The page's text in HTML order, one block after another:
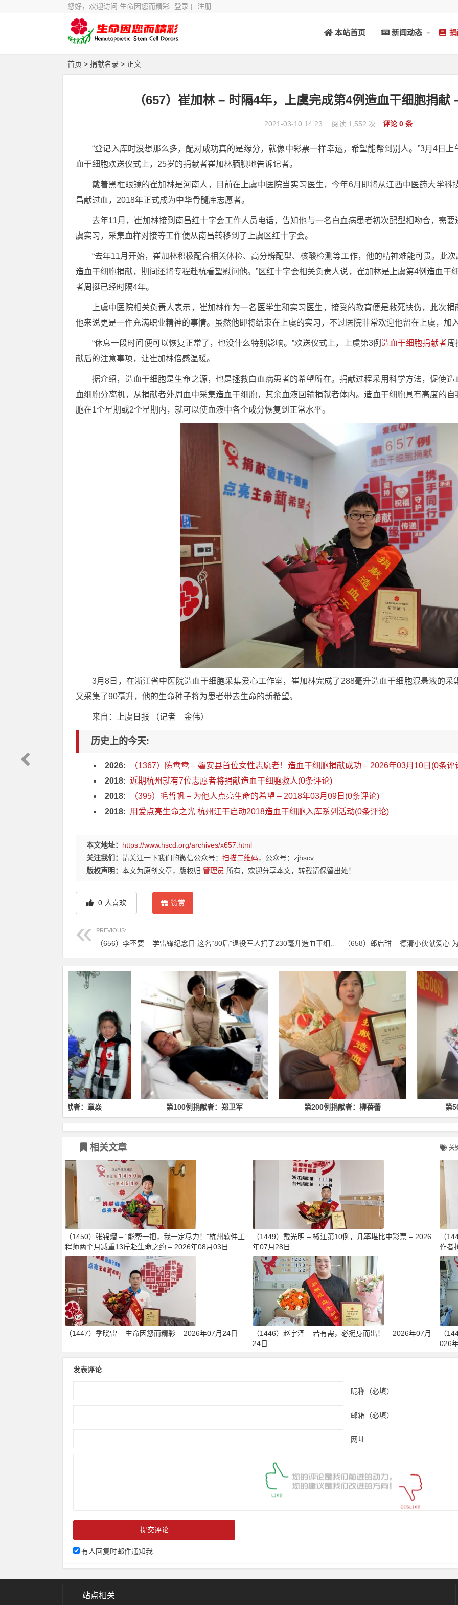
您好，欢迎访问 生命因您而精彩 登录 | 注册
本站首页 新闻动态
首页 > 捐献名录 > 正文
（657）崔加林 – 时隔4年，上虞完成第4例造血干细胞捐献
2021-03-10 14:23 阅读 1,552 次 评论 0 条
“登记入库时没想那么多，配对成功真的是缘分，就像中彩票一样幸运，希望能帮到别人。”3月4日
血干细胞欢送仪式上，25岁的捐献者崔加林腼腆地告诉记者。
戴着黑框眼镜的崔加林是河南人，目前在上虞中医院当实习医生，今年6月即将从江西中医药大学科
昌献过血，2018年正式成为中华骨髓库志愿者。
去年11月，崔加林接到南昌红十字会工作人员电话，告知他与一名白血病患者初次配型相吻合，需
虞实习，采集血样对接等工作便从南昌转移到了上虞区红十字会。
“去年11月开始，崔加林积极配合相关体检、高分辨配型、核酸检测等工作，他的精神难能可贵。此
造血干细胞捐献，期间还将专程赴杭看望慰问他。”区红十字会相关负责人说，崔加林是上虞第4例造血干
者周挺已经时隔4年。
上虞中医院相关负责人表示，崔加林作为一名医学生和实习医生，接受的教育便是救死扶伤，此次
他来说更是一件充满职业精神的事情。虽然他即将结束在上虞的实习，不过医院非常欢迎他留在上虞，加
“休息一段时间便可以恢复正常了，也没什么特别影响。”欢送仪式上，上虞第3例 造血干细胞捐献者周
献后的注意事项，让崔加林倍感温暖。
据介绍，造血干细胞是生命之源，也是拯救白血病患者的希望所在。捐献过程采用科学方法，促使
血细胞分离机，从捐献者外周血中采集造血干细胞，其余血液回输捐献者体内。造血干细胞具有高度的
胞在1个星期或2个星期内，就可以使血液中各个成分恢复到正常水平。
3月8日，在浙江省中医院造血干细胞采集爱心工作室，崔加林完成了288毫升造血干细胞混悬液的
又采集了90毫升，他的生命种子将为患者带去生命的新希望。
来自：上虞日报 （记者 金伟）
历史上的今天:
2026:
（1367）陈鸯鸯 – 磐安县首位女性志愿者！造血干细胞捐献成功 – 2026年03月10日(0条评
2018: 近期杭州就有7位志愿者将捐献造血干细胞救人(0条评论)
2018:
（395）毛哲帆 – 为他人点亮生命的希望 – 2018年03月09日(0条评论)
2018: 用爱点亮生命之光 杭州江干启动2018造血干细胞入库系列活动(0条评论)
本文地址： https://www.hscd.org/archives/x657.html
关注我们： 请关注一下我们的微信公众号： 扫描二维码，公众号：zjhscv
版权声明： 本文为原创文章，版权归 管理员 所有，欢迎分享本文，转载请保留出处！
0 人喜欢 赞赏
PREVIOUS:
第100例捐献者：郑卫军 第200例捐献者：柳蓓蕾 第500例捐献者：林均
相关文章 关
（1450）张锦熠 – “能帮一把，我一定尽力！”杭州软件工
程师两个月减重13斤赴生命之约 – 2026年08月03日
（1449）戴光明 – 椒江第10例，几率堪比中彩票 – 2026
年07月28日
（
作者
（1447）季晓雷 – 生命因您而精彩 – 2026年07月24日
（1446）赵宇泽 – 若有需，必挺身而出！ – 2026年07月
24日
（
026
发表评论
昵称（必填）
邮箱（必填）
网址
有人回复时邮件通知我
站点相关